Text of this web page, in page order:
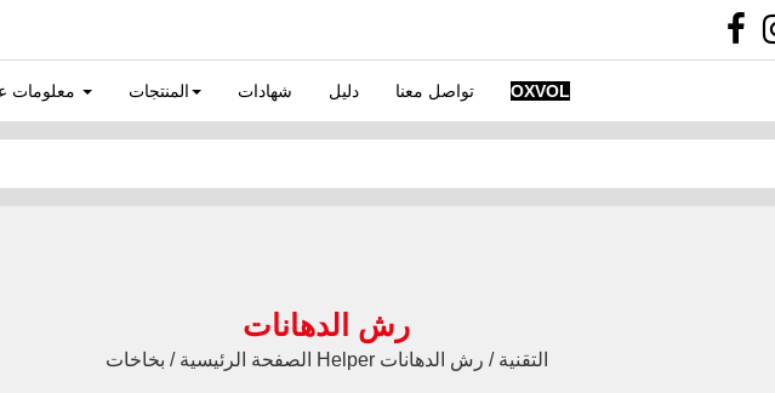
المنتجات شهادات دليل تواصل معنا OXVOL
رش الدهانات
الصفحة الرئيسية / بخاخات Helper التقنية / رش الدهانات